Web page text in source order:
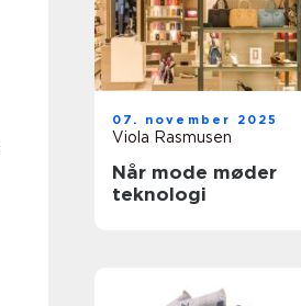
07. november 2025
Viola Rasmusen
Når mode møder
teknologi